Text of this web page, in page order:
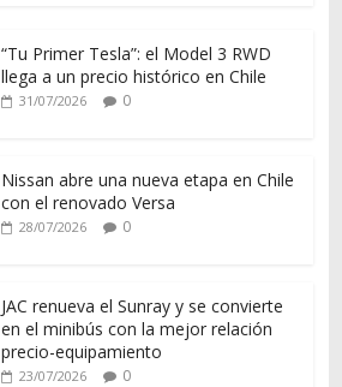
“Tu Primer Tesla”: el Model 3 RWD
llega a un precio histórico en Chile
31/07/2026 0
Nissan abre una nueva etapa en Chile
con el renovado Versa
28/07/2026 0
JAC renueva el Sunray y se convierte
en el minibús con la mejor relación
precio-equipamiento
23/07/2026 0